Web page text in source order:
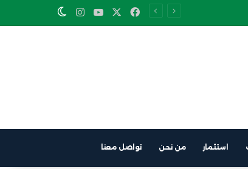
Facebook
YouTube
Instagram
Switch skin
استثمار من نحن تواصل معنا